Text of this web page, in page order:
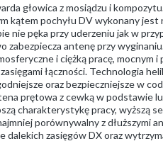
głowica z mosiądzu i
kątem pochyłu DV wykonany
nie pęka przy uderzeniu jak w
antenę przy
i ciężką pracę, mocnym
łączności. Technologia
oraz bezpieczniejsze w
prętowa z cewką w podstawie
charakterystykę pracy, wyższą
porównywalny z
zasięgów DX oraz